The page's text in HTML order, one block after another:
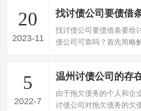
20
2023-11
找讨债公司要债借条要给
债公司可靠吗？首先简略
5
2022-7
温州讨债公司的存
由于拖欠债务的个人和企
讨债公司对拖欠债务的欠